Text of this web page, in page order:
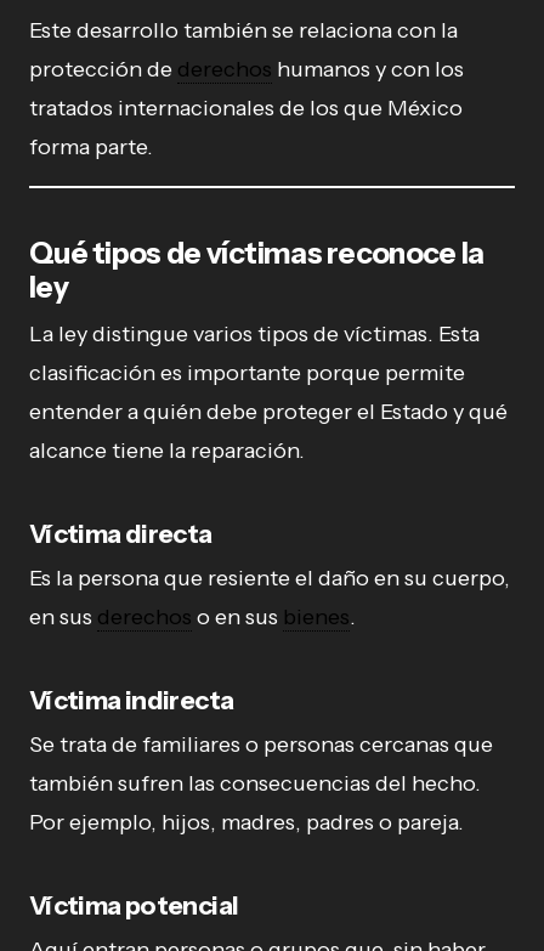
Este desarrollo también se relaciona con la
protección de derechos humanos y con los
tratados internacionales de los que México
forma parte.
Qué tipos de víctimas reconoce la
ley
La ley distingue varios tipos de víctimas. Esta
clasificación es importante porque permite
entender a quién debe proteger el Estado y qué
alcance tiene la reparación.
Víctima directa
Es la persona que resiente el daño en su cuerpo,
en sus derechos o en sus bienes.
Víctima indirecta
Se trata de familiares o personas cercanas que
también sufren las consecuencias del hecho.
Por ejemplo, hijos, madres, padres o pareja.
Víctima potencial